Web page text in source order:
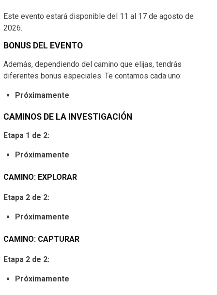
Este evento estará disponible del 11 al 17 de agosto de
2026.
BONUS DEL EVENTO
Además, dependiendo del camino que elijas, tendrás
diferentes bonus especiales. Te contamos cada uno:
Próximamente
CAMINOS DE LA INVESTIGACIÓN
Etapa 1 de 2:
Próximamente
CAMINO: EXPLORAR
Etapa 2 de 2:
Próximamente
CAMINO: CAPTURAR
Etapa 2 de 2:
Próximamente